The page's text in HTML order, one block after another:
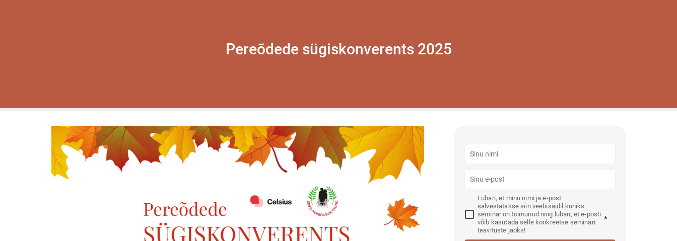
Pereõdede sügiskonverents 2025
Luban, et minu nimi ja e-post
salvestatakse siin veebisaidil kuniks
seminar on toimunud ning luban, et e-posti
võib kasutada selle konkreetse seminari
teavituste jaoks!
*